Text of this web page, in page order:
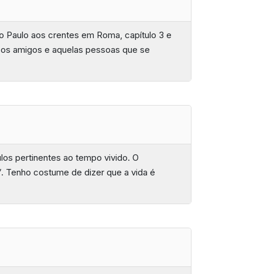
aos crentes em Roma, capítulo 3 e
amigos e aquelas pessoas que se
pertinentes ao tempo vivido. O
Tenho costume de dizer que a vida é